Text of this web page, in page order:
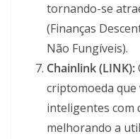
tornando-se
(Finanças
Não Fungíveis).
Chainlink (LINK):
criptomoeda
inteligentes com
melhorando a